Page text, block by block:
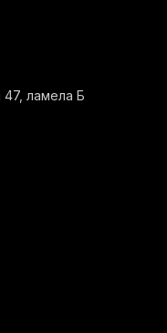
47, ламела Б